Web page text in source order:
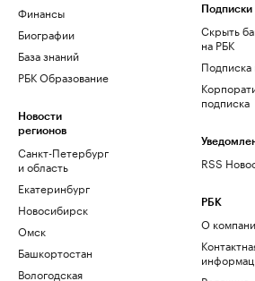
Финансы
Биографии
База знаний
РБК Образование
Новости
регионов
Санкт-Петербург
и область
Екатеринбург
Новосибирск
Омск
Башкортостан
Вологодская
Подписки
Скрыть
на РБК
Подписка
подписка
RSS
РБК
О